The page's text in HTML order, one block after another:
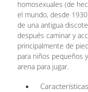
homosexuales (de
el mundo, desde
de una antigua
después caminar y
principalmente de
para niños pequeños
arena para jugar.